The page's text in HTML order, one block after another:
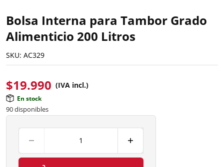
Bolsa Interna para Tambor Grado
Alimenticio 200 Litros
SKU: AC329
$19.990 (IVA incl.)
En stock
90 disponibles